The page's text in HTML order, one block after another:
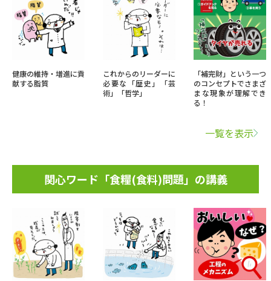
健康の維持・増進に貢
献する脂質
これからのリーダーに
必要な「歴史」「芸
術」「哲学」
「補完財」という一つ
のコンセプトでさまざ
まな現象が理解でき
る！
一覧を表示
関心ワード「食糧(食料)問題」の講義